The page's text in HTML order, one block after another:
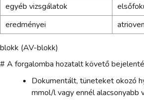
egyéb vizsgálatok
eredményei
blokk (AV-blokk)
# A forgalomba hozatalt követő
Dokumentált, tüneteket okozó
mmol/l vagy ennél alacsonyabb